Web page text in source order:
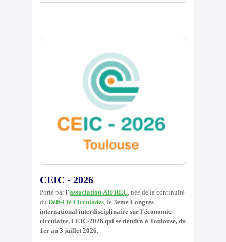
CEIC - 2026
Porté parl'association AIFREC, née de la continuité
du Défi-Clé Circulades, le 3ème Congrès
international interdisciplinaire sur l'économie
circulaire, CEIC-2026 qui se tiendra à Toulouse, du
1er au 3 juillet 2026.